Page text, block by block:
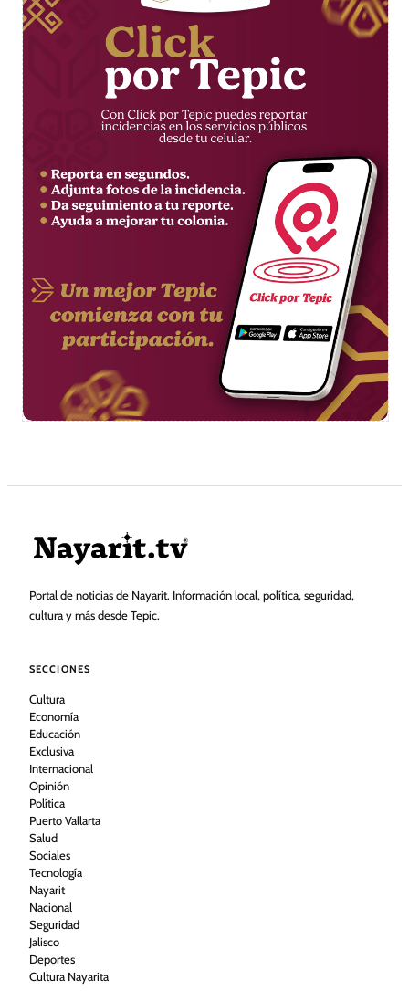
Portal de noticias de Nayarit. Información local, política, seguridad,
cultura y más desde Tepic.
SECCIONES
Cultura
Economía
Educación
Exclusiva
Internacional
Opinión
Política
Puerto Vallarta
Salud
Sociales
Tecnología
Nayarit
Nacional
Seguridad
Jalisco
Deportes
Cultura Nayarita